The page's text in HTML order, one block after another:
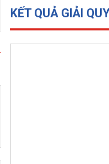
Sở Xây dựng tổ chức